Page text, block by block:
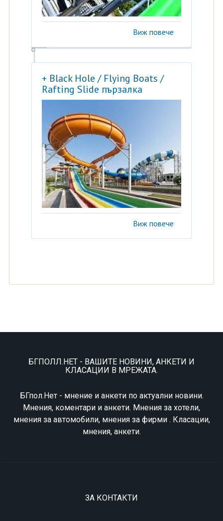
Виж повече
+ Black Hole / Flying Boats /
Rafting Slide пързалка
Виж повече
БГПОЛЛ.НЕТ - ВАШИТЕ НОВИНИ, АНКЕТИ И
КЛАСАЦИИ В МРЕЖАТА.
БГпол.Нет - мнение и анкети по актуални новини.
Мнения, коментари и анкети. Мнения за хотели,
мнения за автомобили, мнения за фирми . Класации,
мнения, анкети.
ЗА КОНТАКТИ